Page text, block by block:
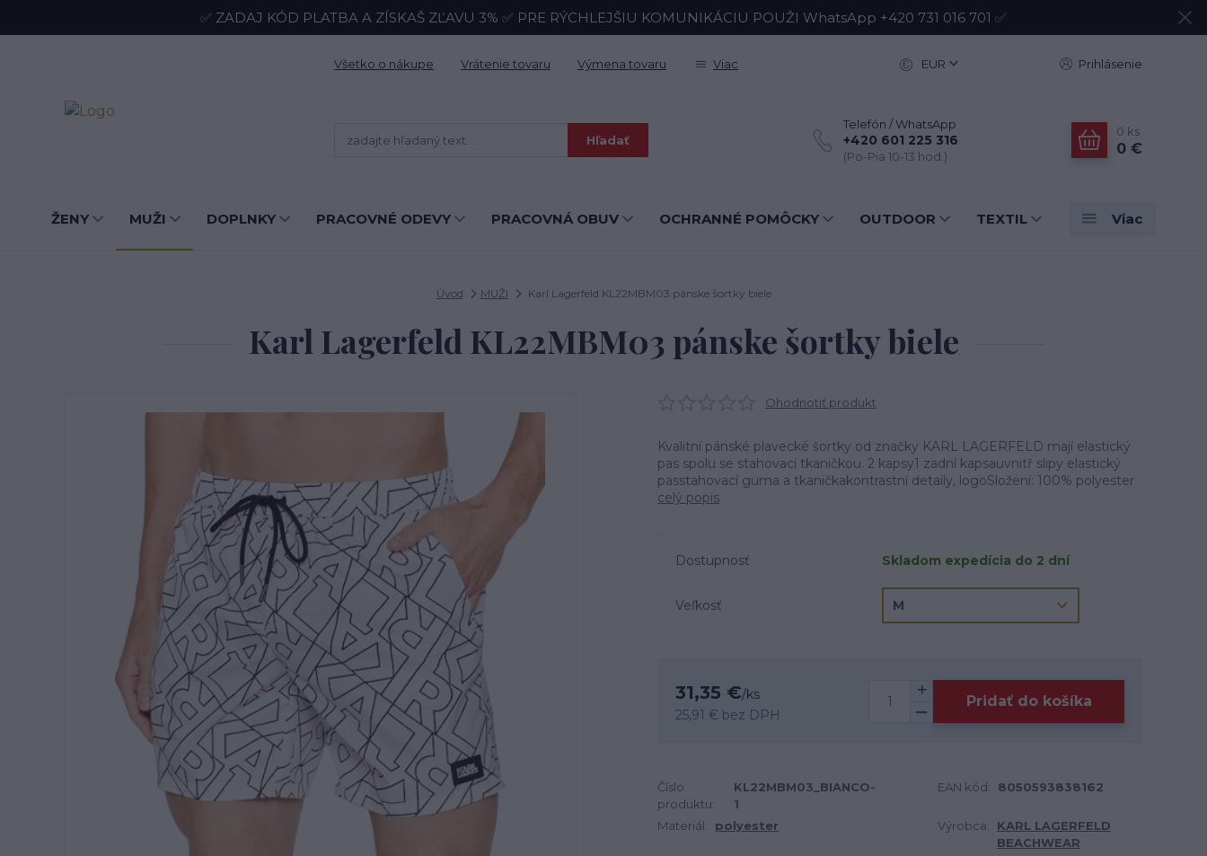
✅ ZADAJ KÓD PLATBA A ZÍSKAŠ ZĽAVU 3% ✅ PRE RÝCHLEJŠIU KOMUNIKÁCIU POUŽI WhatsApp +420 731 016 701 ✅
Všetko o nákupe Vrátenie tovaru Výmena tovaru Viac EUR Prihlásenie
Hľadať
Telefón / WhatsApp
+420 601 225 316
(Po-Pia 10-13 hod.)
0 ks
0 €
ŽENY MUŽI DOPLNKY PRACOVNÉ ODEVY PRACOVNÁ OBUV OCHRANNÉ POMÔCKY OUTDOOR TEXTIL Viac
Úvod MUŽI Karl Lagerfeld KL22MBM03 pánske šortky biele
Karl Lagerfeld KL22MBM03 pánske šortky biele
Ohodnotiť produkt
Kvalitní pánské plavecké šortky od značky KARL LAGERFELD mají elastický
pas spolu se stahovací tkaničkou. 2 kapsy1 zadní kapsauvnitř slipy elastický
passtahovací guma a tkaničkakontrastní detaily, logoSložení: 100% polyester
celý popis
Dostupnosť Skladom expedícia do 2 dní
Veľkosť
31,35 €/ks
25,91 € bez DPH
Pridať do košíka
Číslo
produktu:
KL22MBM03_BIANCO-
1
EAN kód: 8050593838162
Materiál: polyester Výrobca:
KARL LAGERFELD
BEACHWEAR